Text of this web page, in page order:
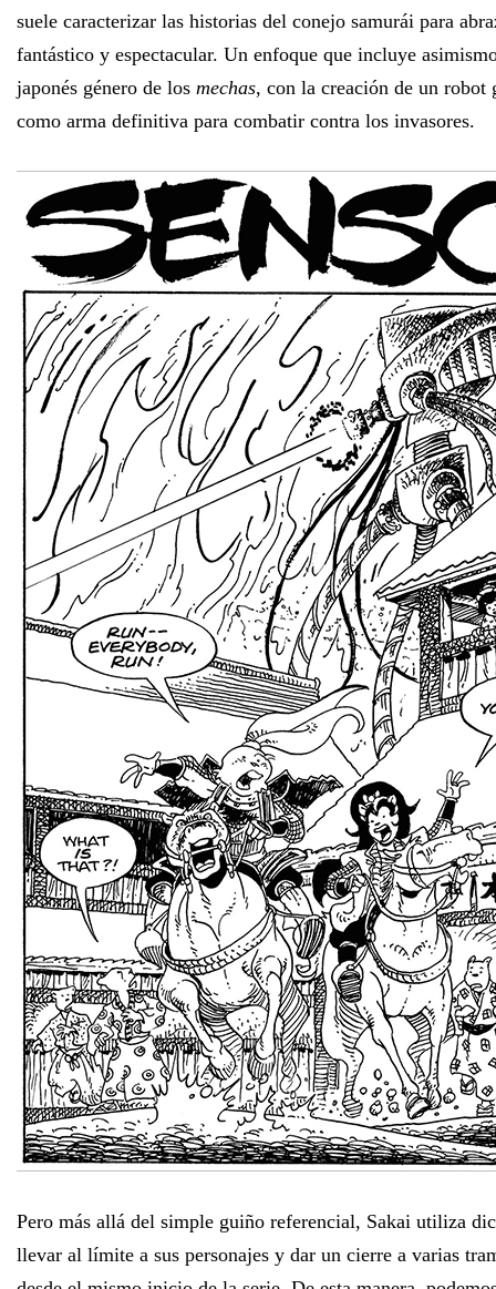
suele caracterizar las historias del conejo samurái para
fantástico y espectacular. Un enfoque que incluye
japonés género de los mechas, con la creación de un robot
como arma definitiva para combatir contra los invasores.
Pero más allá del simple guiño referencial, Sakai utiliza
llevar al límite a sus personajes y dar un cierre a varias